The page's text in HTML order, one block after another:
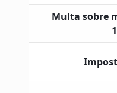
Multa sobre